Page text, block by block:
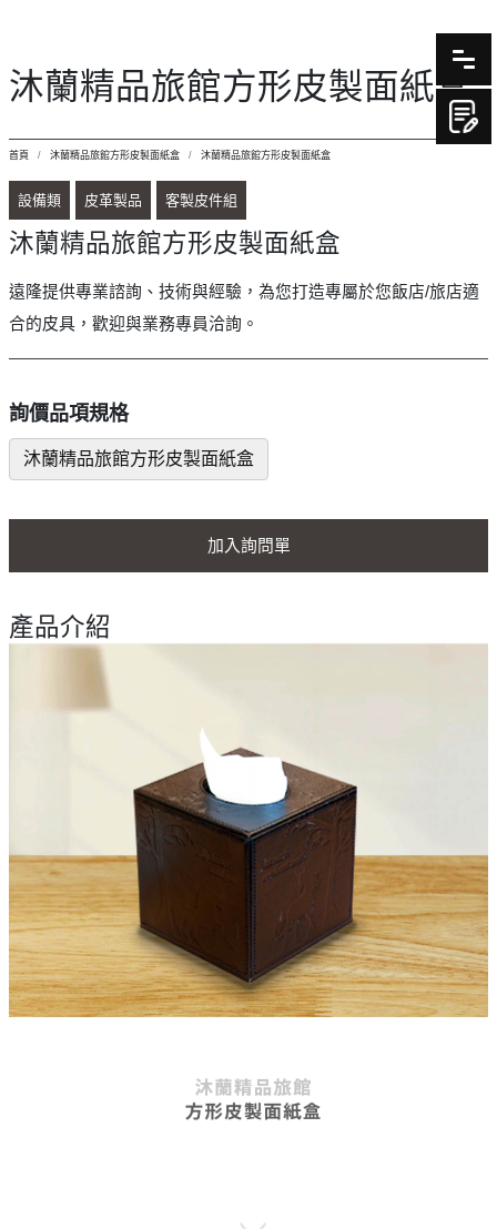
沐蘭精品旅館方形皮製面紙盒
首頁 沐蘭精品旅館方形皮製面紙盒 沐蘭精品旅館方形皮製面紙盒
設備類 皮革製品 客製皮件組
沐蘭精品旅館方形皮製面紙盒
遠隆提供專業諮詢、技術與經驗，為您打造專屬於您飯店/旅店適
合的皮具，歡迎與業務專員洽詢。
詢價品項規格
沐蘭精品旅館方形皮製面紙盒
加入詢問單
產品介紹